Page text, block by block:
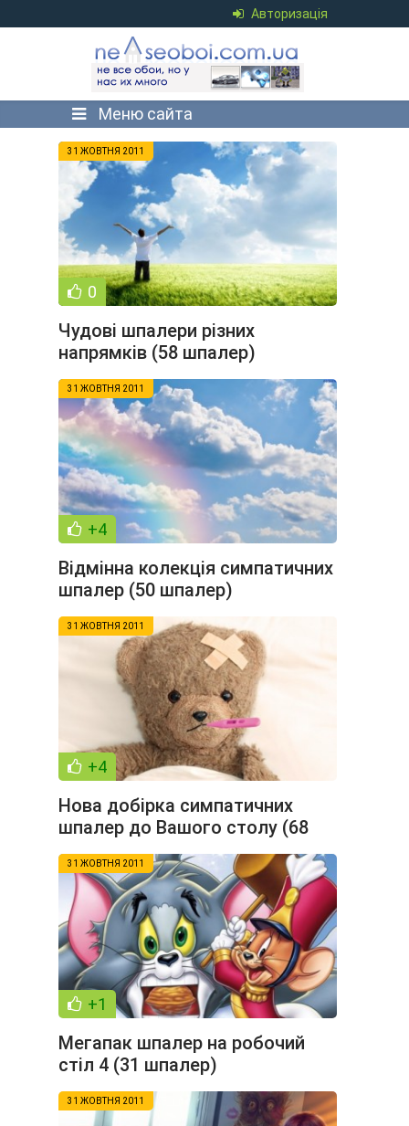
Авторизація
Меню сайта
31 ЖОВТНЯ 2011
0
Чудові шпалери різних
напрямків (58 шпалер)
31 ЖОВТНЯ 2011
+4
Відмінна колекція симпатичних
шпалер (50 шпалер)
31 ЖОВТНЯ 2011
+4
Нова добірка симпатичних
шпалер до Вашого столу (68
шпалер)
31 ЖОВТНЯ 2011
+1
Мегапак шпалер на робочий
стіл 4 (31 шпалер)
31 ЖОВТНЯ 2011